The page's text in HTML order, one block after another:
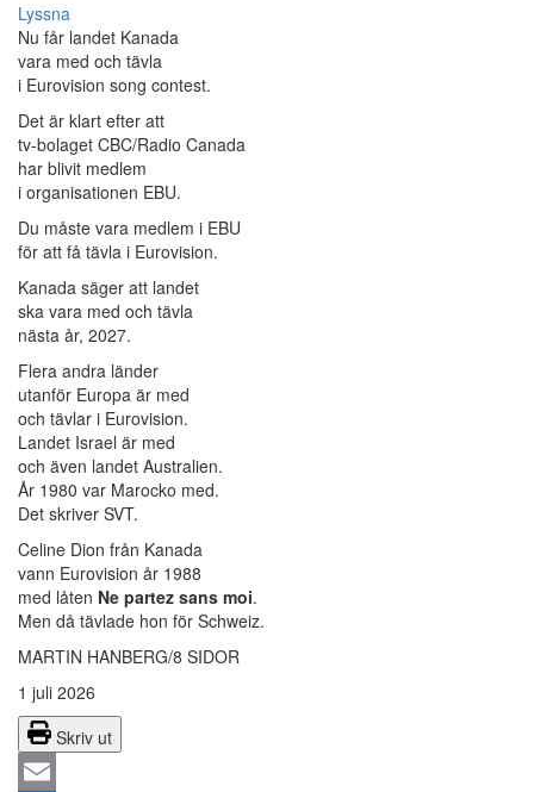
Lyssna
Nu får landet Kanada
vara med och tävla
i Eurovision song contest.
Det är klart efter att
tv-bolaget CBC/Radio Canada
har blivit medlem
i organisationen EBU.
Du måste vara medlem i EBU
för att få tävla i Eurovision.
Kanada säger att landet
ska vara med och tävla
nästa år, 2027.
Flera andra länder
utanför Europa är med
och tävlar i Eurovision.
Landet Israel är med
och även landet Australien.
År 1980 var Marocko med.
Det skriver SVT.
Celine Dion från Kanada
vann Eurovision år 1988
med låten Ne partez sans moi.
Men då tävlade hon för Schweiz.
MARTIN HANBERG/8 SIDOR
1 juli 2026
Skriv ut